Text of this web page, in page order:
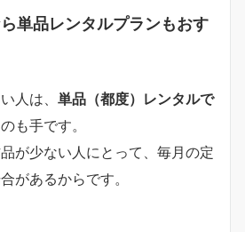
単品レンタルプランもおす
人は、 単品（都度）レンタルで
のも手です。
が少ない人にとって、毎月の定
があるからです。